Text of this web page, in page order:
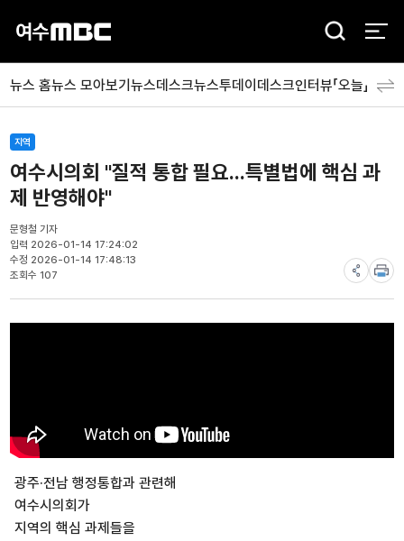
검
뉴스 홈뉴스 모아보기뉴스데스크뉴스투데이데스크인터뷰「오늘」 분야
지역
여수시의회 "질적 통합 필요...특별법에 핵심 과
제 반영해야"
문형철 기자
입력 2026-01-14 17:24:02
수정 2026-01-14 17:48:13
조회수 107
광주·전남 행정통합과 관련해
여수시의회가
지역의 핵심 과제들을